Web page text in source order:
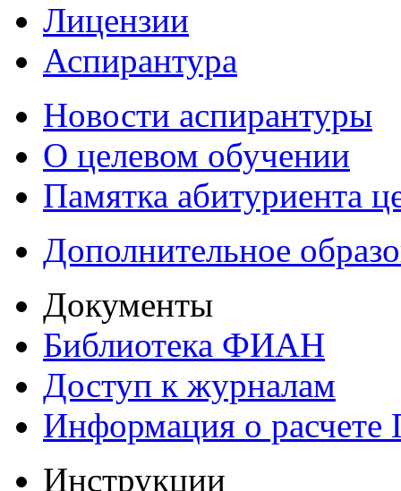
Лицензии
Аспирантура
Новости аспирантуры
О целевом обучении
Памятка абитуриента
Дополнительное
Документы
Библиотека ФИАН
Доступ к журналам
Информация о
Инструкции